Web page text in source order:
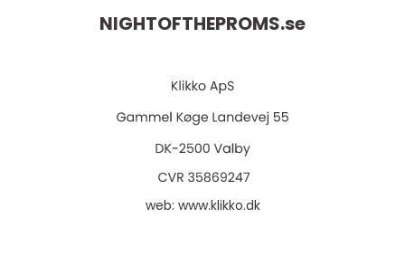
NIGHTOFTHEPROMS.se
web: www.klikko.dk